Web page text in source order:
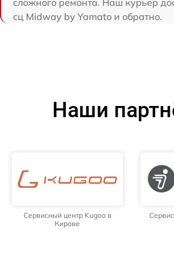
сц Midway by Yamato и обратно.
Наши
Сервисный центр Kugoo в
Кирове